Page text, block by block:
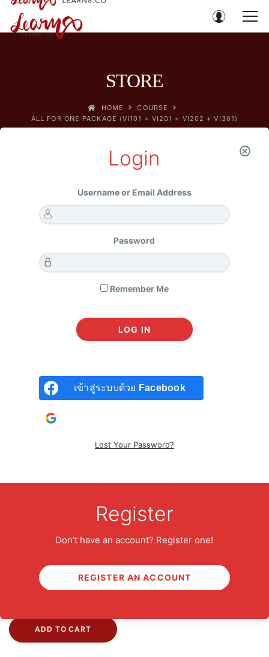
Login
Username or Email Address
Password
Remember Me
เข้าสู่ระบบด้วย Facebook
Lost Your Password?
Register
Don't have an account? Register one!
REGISTER AN ACCOUNT
STORE
HOME
COURSE
ALL FOR ONE PACKAGE (VI101 + VI201 + VI202 + VI301)
All For One Package (VI101 + VI201 + VI202 + VI301)
แพ็คนี้คุ้มค่าที่สุด รวบรวมทุกสิ่งที่นักลงทุนต้องรู้ จากมือใหม่กลาย
ADD TO CART